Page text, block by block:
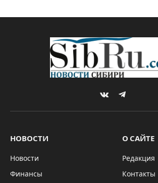
VKontakteTelegram
НОВОСТИ
Новости
Финансы
О САЙТЕ
Редакция
Контакты